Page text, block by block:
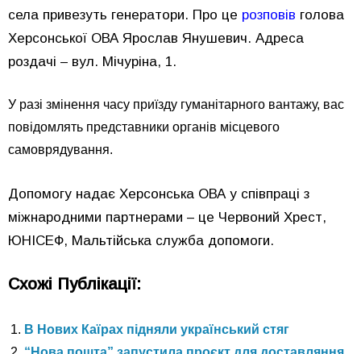
села привезуть генератори. Про це розповів голова
Херсонської ОВА Ярослав Янушевич. Адреса
роздачі – вул. Мічуріна, 1.
У разі змінення часу приїзду гуманітарного вантажу, вас
повідомлять представники органів місцевого
самоврядування.
Допомогу надає Херсонська ОВА у співпраці з
міжнародними партнерами – це Червоний Хрест,
ЮНІСЕФ, Мальтійська служба допомоги.
Схожі Публікації:
В Нових Каїрах підняли український стяг